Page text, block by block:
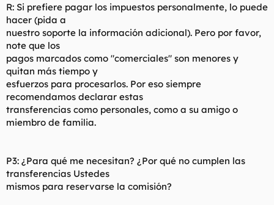
R: Si prefiere pagar los impuestos personalmente, lo puede
hacer (pida a
nuestro soporte la información adicional). Pero por favor,
note que los
pagos marcados como "comerciales" son menores y
quitan más tiempo y
esfuerzos para procesarlos. Por eso siempre
recomendamos declarar estas
transferencias como personales, como a su amigo o
miembro de familia.
P3: ¿Para qué me necesitan? ¿Por qué no cumplen las
transferencias Ustedes
mismos para reservarse la comisión?